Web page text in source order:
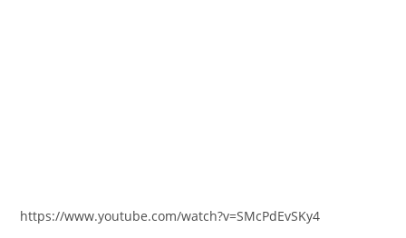
https://www.youtube.com/watch?v=SMcPdEvSKy4